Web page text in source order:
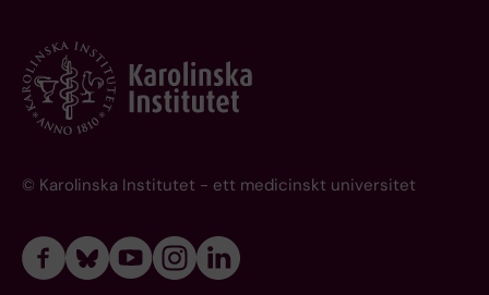
© Karolinska Institutet - ett medicinskt universitet